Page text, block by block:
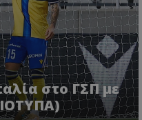
στο ΓΣΠ με